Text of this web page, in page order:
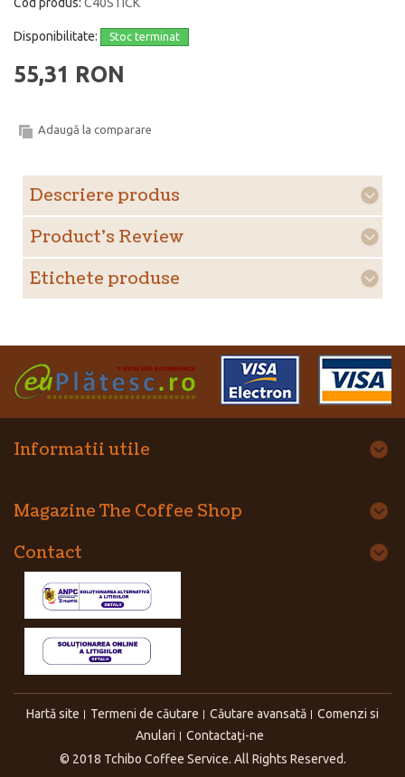
Disponibilitate: Stoc terminat
55,31 RON
Adaugă la comparare
Descriere produs
Product's Review
Etichete produse
Informatii utile
Magazine The Coffee Shop
Contact
Hartă site Termeni de căutare Căutare avansată
Comenzi si
Anulari
Contactaţi-ne
© 2018 Tchibo Coffee Service. All Rights Reserved.